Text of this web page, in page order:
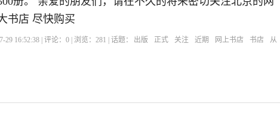
书店 尽快购买
29 16:52:38 | 评论：0 | 浏览：281 | 话题： 出版 正式 关注 近期 网上书店 书店
从